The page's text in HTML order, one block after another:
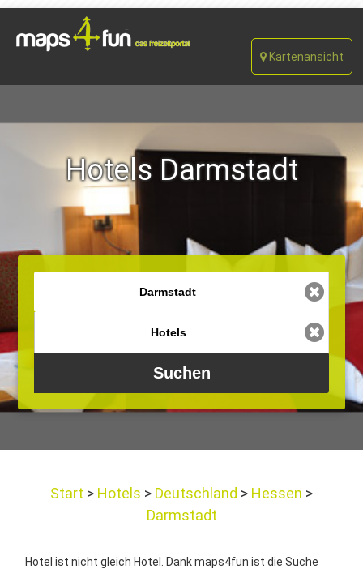
Kartenansicht
Hotels Darmstadt
Start Hotels Deutschland
Hessen
Darmstadt
Hotel ist nicht gleich Hotel. Dank maps4fun ist die Suche